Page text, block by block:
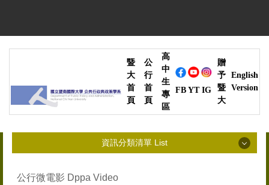
區
暨
大
首
頁
公
行
首
頁
高
中
生
專
區
FB YT IG
贈
予
暨
大
English
Version
資訊分類清單 List
公行微電影 Dppa Video